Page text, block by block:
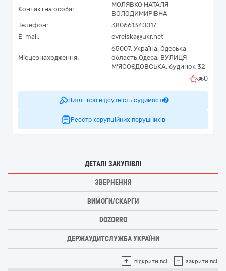
Контактна особа:
МОЛЯВКО НАТАЛЯ
ВОЛОДИМИРІВНА
Телефон:
380661340017
E-mail:
evreiska@ukr.net
Місцезнаходження:
65007, Україна, Одеська
область,Одеса, ВУЛИЦЯ
М'ЯСОЄДОВСЬКА, будинок 32
0
Витяг про відсутність судимості
Реєстр корупційних порушників
ДЕТАЛІ ЗАКУПІВЛІ
ЗВЕРНЕННЯ
ВИМОГИ/СКАРГИ
DOZORRO
ДЕРЖАУДИТСЛУЖБА УКРАЇНИ
+ відкрити всі - закрити всі